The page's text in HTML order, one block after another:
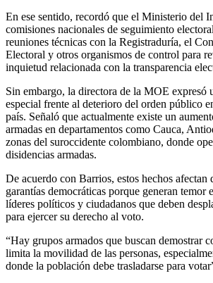
En ese sentido, recordó que el Ministerio del
comisiones nacionales de seguimiento
reuniones técnicas con la Registraduría, el
Electoral y otros organismos de control para
inquietud relacionada con la transparencia
Sin embargo, la directora de la MOE expresó
especial frente al deterioro del orden público
país. Señaló que actualmente existe un
armadas en departamentos como Cauca,
zonas del suroccidente colombiano, donde
disidencias armadas.
De acuerdo con Barrios, estos hechos afectan
garantías democráticas porque generan temor
líderes políticos y ciudadanos que deben
para ejercer su derecho al voto.
“Hay grupos armados que buscan demostrar
limita la movilidad de las personas,
donde la población debe trasladarse para